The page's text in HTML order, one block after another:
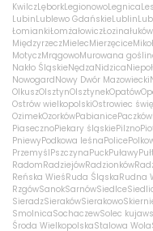
KwilczLęborkLegionowoLegnica
LubinLublewo GdańskieLublin
ŁomiankiŁomżałowiczŁozinałuków
MiędzyrzeczMielecMierzęcice
MotyczMrągowoMurowana
Nakło ŚląskieNędzaNidzica
NowogardNowy Dwór Mazowiecki
OlkuszOlsztynOlsztynekOpatów
Ostrów wielkopolskiOstrowiec
OzimekOzorkówPabianicePaczków
PiasecznoPiekary śląskiePilzno
PniewyPodkowa leśnaPolice
PrzemyślPszczynaPuckPuławy
RadomRadziejówRadzionków
Reńska WieśRuda ŚląskaRudna
RzgówSanokSarnówSiedlce
SieradzSierakówSierakowo
SmolnicaSochaczewSolec
Środa WielkopolskaStalowa Wola